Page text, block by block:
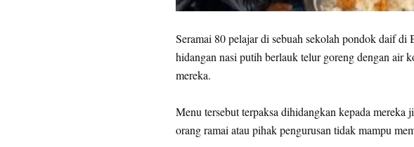
Seramai 80 pelajar di sebuah sekolah pondok daif
hidangan nasi putih berlauk telur goreng dengan air
mereka.
Menu tersebut terpaksa dihidangkan kepada mereka
orang ramai atau pihak pengurusan tidak mampu